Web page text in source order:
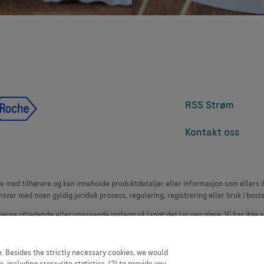
RSS Strøm
Kontakt oss
tilhørere og kan inneholde produktdetaljer eller informasjon som
med noen gyldig juridisk prosess, regulering, registrering eller bruk i
villedende eller upassende innlegg så langt det lar seg gjøre. Vi har ikke
Besides the strictly necessary cookies, we would